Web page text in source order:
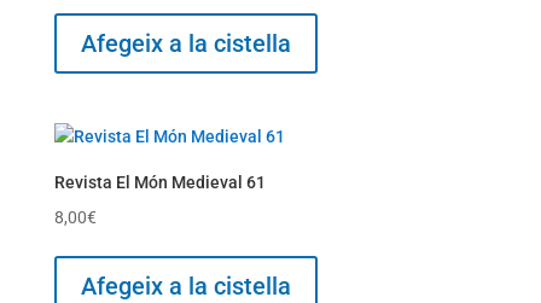
Afegeix a la cistella
Revista El Món Medieval 61
8,00€
Afegeix a la cistella